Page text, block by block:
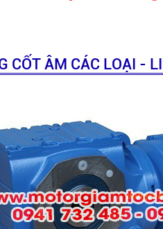
CỐT ÂM CÁC LOẠI -